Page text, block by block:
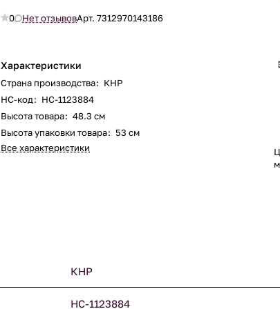
0 Нет отзывовАрт.7312970143186
Характеристики
Страна производства: КНР
НС-код: НС-1123884
Высота товара: 48.3 см
Высота упаковки товара: 53 см
Все характеристики
КНР
НС-1123884